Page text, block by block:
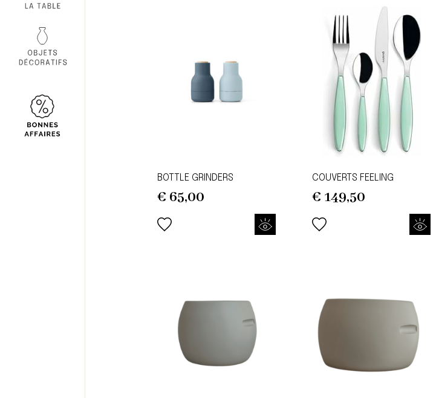
BOTTLE GRINDERS
€ 65,00
COUVERTS FEELING
€ 149,50